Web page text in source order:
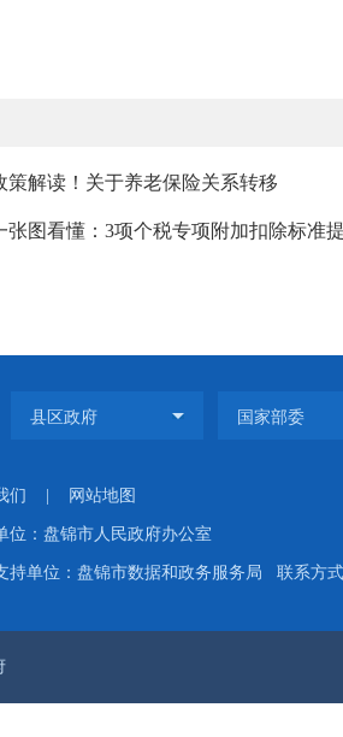
策解读！关于养老保险关系转移
张图看懂：3项个税专项附加扣除标准
们 网站地图
位：盘锦市人民政府办公室
持单位：盘锦市数据和政务服务局 联系方